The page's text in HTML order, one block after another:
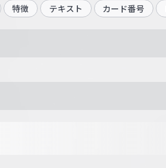
特徴 テキスト カード番号